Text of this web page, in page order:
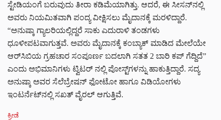
ಸ್ಟೇಡಿಯಂಗೆ ಬರುವುದು ತೀರಾ ಕಡಿಮೆಯಾಗಿತ್ತು. ಆದರೆ, ಈ ಸೀಸನ್‌ನಲ್ಲಿ
ಅವರು ನಿಯಮಿತವಾಗಿ ಪಂದ್ಯ ವೀಕ್ಷಿಸಲು ಮೈದಾನಕ್ಕೆ ಮರಳಿದ್ದಾರೆ.
“ಅನುಷ್ಕಾ ಗ್ಯಾಲರಿಯಲ್ಲಿದ್ದರೆ ಸಾಕು ಎದುರಾಳಿ ತಂಡಗಳು
ಧೂಳೀಪಟವಾಗುತ್ತವೆ. ಅವರು ಮೈದಾನಕ್ಕೆ ಕಂಬ್ಯಾಕ್ ಮಾಡಿದ ಮೇಲೆಯೇ
ಆರ್‌ಸಿಬಿಯ ಗ್ರಹಚಾರ ಸಂಪೂರ್ಣ ಬದಲಾಗಿ ಸತತ 2 ಬಾರಿ ಕಪ್ ಗೆದ್ದಿದೆ”
ಎಂದು ಅಭಿಮಾನಿಗಳು ಟ್ವಿಟರ್ ನಲ್ಲಿ ಪೋಸ್ಟ್‌ಗಳನ್ನು ಹಾಕುತ್ತಿದ್ದಾರೆ. ಸದ್ಯ
ಅನುಷ್ಕಾ ಅವರ ಸೆಲೆಬ್ರೇಷನ್ ಫೋಟೋ ಹಾಗೂ ವಿಡಿಯೋಗಳು
ಇಂಟರ್ನೆಟ್‌ನಲ್ಲಿ ಸಖತ್ ವೈರಲ್ ಆಗುತ್ತಿವೆ.
C
ಕ್ರೀಡೆ